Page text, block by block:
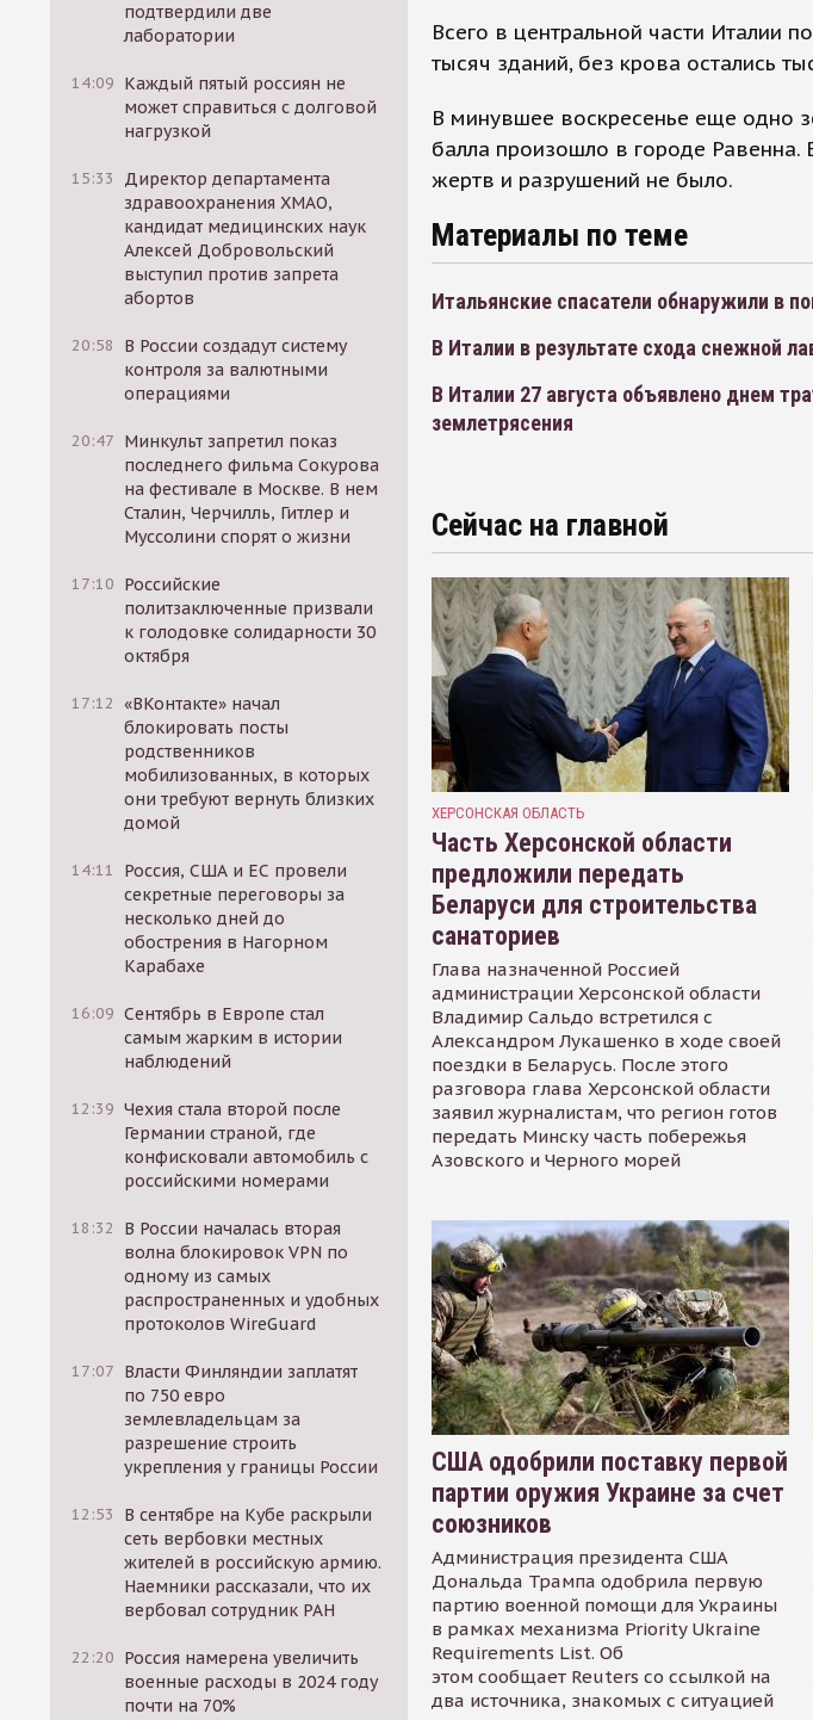
подтвердили две
лаборатории
14:09 Каждый пятый россиян не
может справиться с долговой
нагрузкой
15:33
Директор департамента
здравоохранения ХМАО,
кандидат медицинских наук
Алексей Добровольский
выступил против запрета
абортов
20:58
В России создадут систему
контроля за валютными
операциями
20:47 Минкульт запретил показ
последнего фильма Сокурова
на фестивале в Москве. В нем
Сталин, Черчилль, Гитлер и
Муссолини спорят о жизни
17:10 Российские
политзаключенные призвали
к голодовке солидарности 30
октября
17:12 «ВКонтакте» начал
блокировать посты
родственников
мобилизованных, в которых
они требуют вернуть близких
домой
14:11
Россия, США и ЕС провели
секретные переговоры за
несколько дней до
обострения в Нагорном
Карабахе
16:09 Сентябрь в Европе стал
самым жарким в истории
наблюдений
12:39 Чехия стала второй после
Германии страной, где
конфисковали автомобиль с
российскими номерами
18:32
В России началась вторая
волна блокировок VPN по
одному из самых
распространенных и удобных
протоколов WireGuard
17:07 Власти Финляндии заплатят
по 750 евро
землевладельцам за
разрешение строить
укрепления у границы России
12:53
В сентябре на Кубе раскрыли
сеть вербовки местных
жителей в российскую армию.
Наемники рассказали, что их
вербовал сотрудник РАН
22:20 Россия намерена увеличить
военные расходы в 2024 году
почти на 70%
Всего в центральной части Италии
тысяч зданий, без крова остались
В минувшее воскресенье еще одно
балла произошло в городе Равенна.
жертв и разрушений не было.
Материалы по теме
Итальянские спасатели обнаружили в
В Италии в результате схода снежной
В Италии 27 августа объявлено днем
землетрясения
Сейчас на главной
ХЕРСОНСКАЯ ОБЛАСТЬ
Часть Херсонской области
предложили передать
Беларуси для строительства
санаториев
Глава назначенной Россией
администрации Херсонской области
Владимир Сальдо встретился с
Александром Лукашенко в ходе своей
поездки в Беларусь. После этого
разговора глава Херсонской области
заявил журналистам, что регион готов
передать Минску часть побережья
Азовского и Черного морей
США одобрили поставку первой
партии оружия Украине за счет
союзников
Администрация президента США
Дональда Трампа одобрила первую
партию военной помощи для Украины
в рамках механизма Priority Ukraine
Requirements List. Об
этом сообщает Reuters со ссылкой на
два источника, знакомых с ситуацией